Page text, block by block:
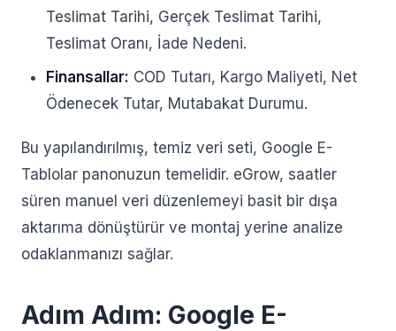
Teslimat Tarihi, Gerçek Teslimat Tarihi,
Teslimat Oranı, İade Nedeni.
Finansallar: COD Tutarı, Kargo Maliyeti, Net
Ödenecek Tutar, Mutabakat Durumu.
Bu yapılandırılmış, temiz veri seti, Google E-
Tablolar panonuzun temelidir. eGrow, saatler
süren manuel veri düzenlemeyi basit bir dışa
aktarıma dönüştürür ve montaj yerine analize
odaklanmanızı sağlar.
Adım Adım: Google E-